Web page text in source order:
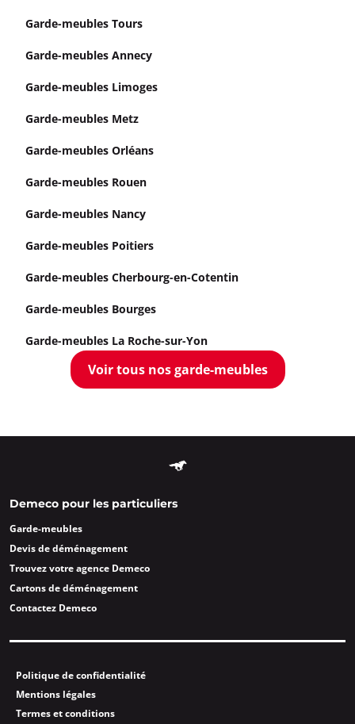
Garde-meubles Tours
Garde-meubles Annecy
Garde-meubles Limoges
Garde-meubles Metz
Garde-meubles Orléans
Garde-meubles Rouen
Garde-meubles Nancy
Garde-meubles Poitiers
Garde-meubles Cherbourg-en-Cotentin
Garde-meubles Bourges
Garde-meubles La Roche-sur-Yon
Voir tous nos garde-meubles
Demeco pour les particuliers
Garde-meubles
Devis de déménagement
Trouvez votre agence Demeco
Cartons de déménagement
Contactez Demeco
Politique de confidentialité
Mentions légales
Termes et conditions